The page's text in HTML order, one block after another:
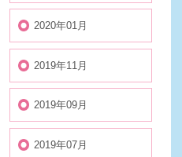
2020年01月
2019年11月
2019年09月
2019年07月